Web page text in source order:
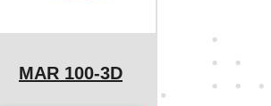
MAR 100-3D